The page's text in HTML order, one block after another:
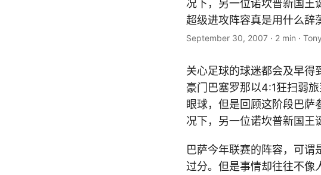
况下，另一位诺坎普新国王
超级进攻阵容真是用什么辞
September 30, 2007 · 2 min ·
关心足球的球迷都会及早得
豪门巴塞罗那以4:1狂扫弱
眼球，但是回顾这阶段巴萨
况下，另一位诺坎普新国王
巴萨今年联赛的阵容，可
过分。但是事情却往往不像